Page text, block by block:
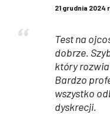
21 grudnia 2024
Test na
dobrze.
który
Bardzo
wszystko
dyskrecji.